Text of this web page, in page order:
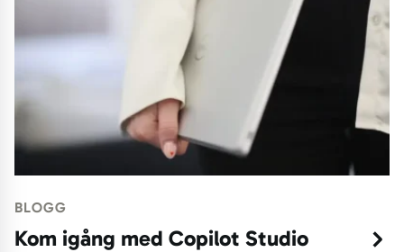
BLOGG
Kom igång med Copilot Studio